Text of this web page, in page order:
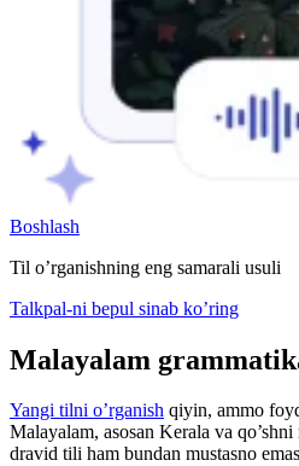
Boshlash
Til o’rganishning eng samarali usuli
Talkpal-ni bepul sinab ko’ring
Malayalam
Yangi tilni o’rganish qiyin, ammo
Malayalam, asosan Kerala va
dravid tili ham bundan mustasno